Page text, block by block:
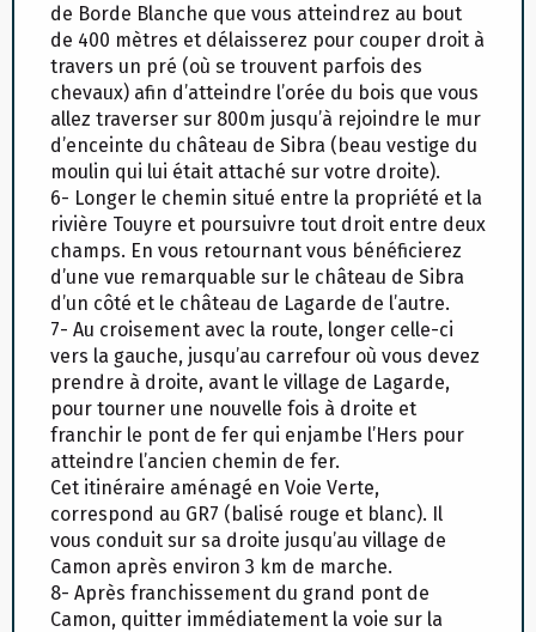
de Borde Blanche que vous atteindrez au bout
de 400 mètres et délaisserez pour couper droit à
travers un pré (où se trouvent parfois des
chevaux) afin d’atteindre l’orée du bois que vous
allez traverser sur 800m jusqu’à rejoindre le mur
d’enceinte du château de Sibra (beau vestige du
moulin qui lui était attaché sur votre droite).
6- Longer le chemin situé entre la propriété et la
rivière Touyre et poursuivre tout droit entre deux
champs. En vous retournant vous bénéficierez
d’une vue remarquable sur le château de Sibra
d’un côté et le château de Lagarde de l’autre.
7- Au croisement avec la route, longer celle-ci
vers la gauche, jusqu’au carrefour où vous devez
prendre à droite, avant le village de Lagarde,
pour tourner une nouvelle fois à droite et
franchir le pont de fer qui enjambe l’Hers pour
atteindre l’ancien chemin de fer.
Cet itinéraire aménagé en Voie Verte,
correspond au GR7 (balisé rouge et blanc). Il
vous conduit sur sa droite jusqu’au village de
Camon après environ 3 km de marche.
8- Après franchissement du grand pont de
Camon, quitter immédiatement la voie sur la